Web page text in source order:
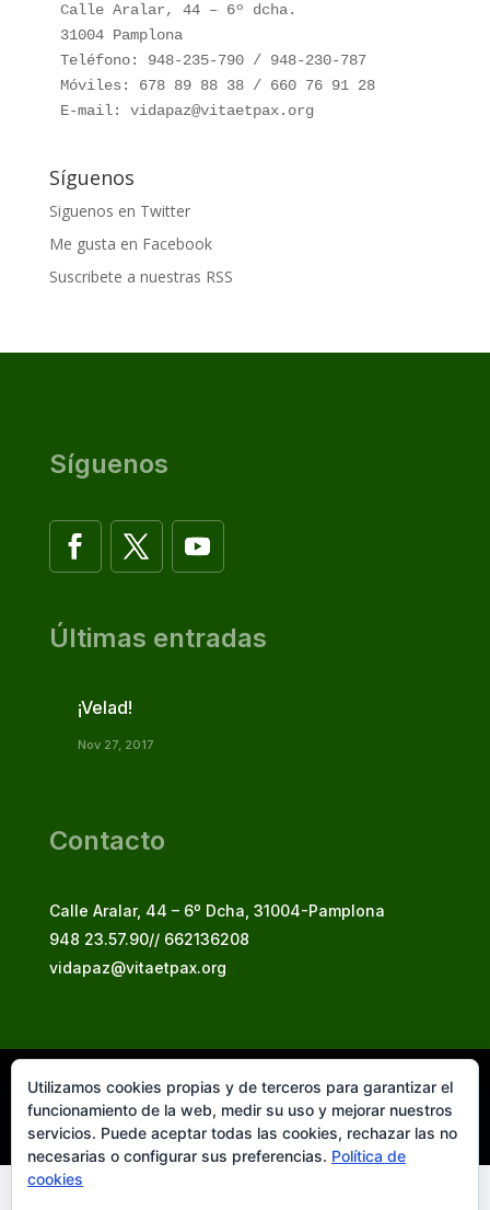
Calle Aralar, 44 – 6º dcha.
31004 Pamplona
Teléfono: 948-235-790 / 948-230-787
Móviles: 678 89 88 38 / 660 76 91 28
E-mail: vidapaz@vitaetpax.org
Síguenos
Siguenos en Twitter
Me gusta en Facebook
Suscribete a nuestras RSS
Síguenos
Últimas entradas
¡Velad!
Nov 27, 2017
Contacto
Calle Aralar, 44 – 6º Dcha, 31004-Pamplona
948 23.57.90// 662136208
vidapaz@vitaetpax.org
Vita et Pax, 2025
© Instituto Secular Vita et Pax in Christo Jesu
Utilizamos cookies propias y de terceros para garantizar el
funcionamiento de la web, medir su uso y mejorar nuestros
servicios. Puede aceptar todas las cookies, rechazar las no
necesarias o configurar sus preferencias. Política de
cookies